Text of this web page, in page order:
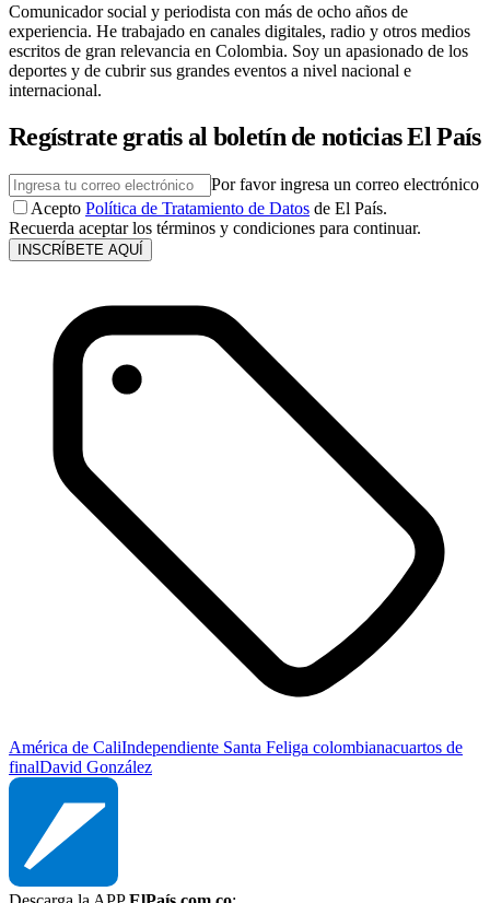
Comunicador social y periodista con más de ocho años de
experiencia. He trabajado en canales digitales, radio y otros medios
escritos de gran relevancia en Colombia. Soy un apasionado de los
deportes y de cubrir sus grandes eventos a nivel nacional e
internacional.
Regístrate gratis al boletín de noticias El País
Por favor ingresa un correo electrónico
Acepto Política de Tratamiento de Datos de El País.
Recuerda aceptar los términos y condiciones para continuar.
INSCRÍBETE AQUÍ
América de CaliIndependiente Santa Feliga colombianacuartos de
finalDavid González